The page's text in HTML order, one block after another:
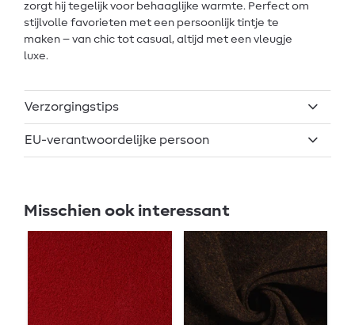
zorgt hij tegelijk voor behaaglijke warmte. Perfect om
stijlvolle favorieten met een persoonlijk tintje te
maken – van chic tot casual, altijd met een vleugje
luxe.
Verzorgingstips
EU-verantwoordelijke persoon
Misschien ook interessant